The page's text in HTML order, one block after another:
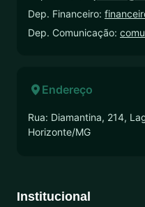
Dep. Financeiro:
Dep. Comunicação:
Endereço
Rua: Diamantina, 214,
Horizonte/MG
Institucional